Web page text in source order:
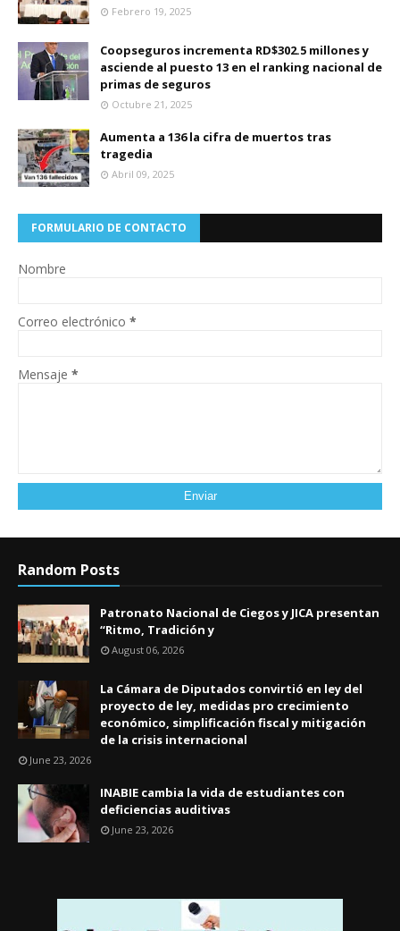
Febrero 19, 2025
Coopseguros incrementa RD$302.5 millones y
asciende al puesto 13 en el ranking nacional de
primas de seguros
Octubre 21, 2025
Aumenta a 136 la cifra de muertos tras
tragedia
Abril 09, 2025
FORMULARIO DE CONTACTO
Nombre
Correo electrónico *
Mensaje *
Random Posts
Patronato Nacional de Ciegos y JICA presentan
“Ritmo, Tradición y
August 06, 2026
La Cámara de Diputados convirtió en ley del
proyecto de ley, medidas pro crecimiento
económico, simplificación fiscal y mitigación
de la crisis internacional
June 23, 2026
INABIE cambia la vida de estudiantes con
deficiencias auditivas
June 23, 2026